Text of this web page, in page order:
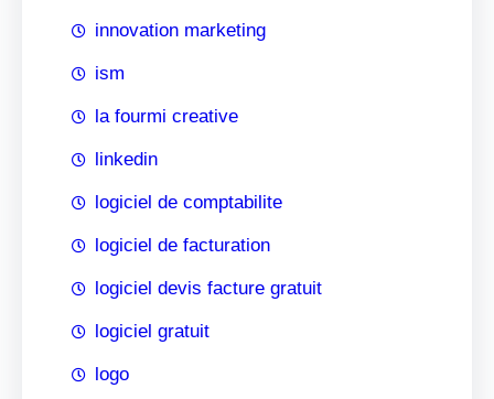
innovation marketing
ism
la fourmi creative
linkedin
logiciel de comptabilite
logiciel de facturation
logiciel devis facture gratuit
logiciel gratuit
logo